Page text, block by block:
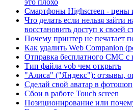
это плохо
Смартфоны Highscreen - цены
Что делать если нельзя
восстановить доступ к своей
Почему принтер не печатает
Как удалить Web Companion
Отправка бесплатного СМС с
Тип файла vob чем открыть
"Алиса" ("Яндекс"): отзывы,
Сделай свой аватар в фотошоп
Сбои в работе Touch screen
Позиционирование или